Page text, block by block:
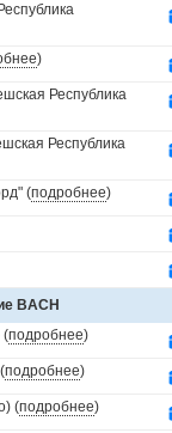
)
Республика
Республика
(подробнее)
BACH
(подробнее)
подробнее)
(подробнее)